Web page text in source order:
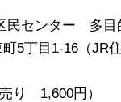
民センター 多目
町5丁目1-16（JR
り 1,600円）